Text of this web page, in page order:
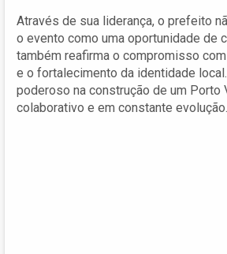
Através de sua liderança, o prefeito
o evento como uma oportunidade de
também reafirma o compromisso
e o fortalecimento da identidade
poderoso na construção de um Porto
colaborativo e em constante evolução.